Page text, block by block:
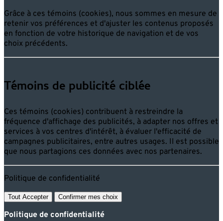
Grâce à ces témoins (cookies), nous sommes en mesure de
retenir vos préférences et d'ajuster les contenus proposés
en fonction de votre historique de navigation et de vos
choix précédents.
Témoins de publicité ciblée
Ces témoins (cookies) contribuent à restreindre la
fréquence d'affichage des publicités, à adapter nos offres et
services à vos centres d'intérêt, à évaluer l'efficacité de
campagnes publicitaires, entre autres usages. Il est possible
que nous partagions ces données avec nos partenaires.
Politique de confidentialité
Tout Accepter Confirmer mes choix
Politique de confidentialité